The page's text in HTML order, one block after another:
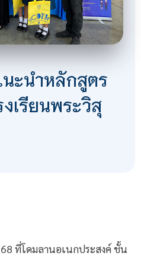
ะนำหลักสูตร
เรียนพระวิสุ
ที่โดมลานอเนกประสงค์ ชั้น